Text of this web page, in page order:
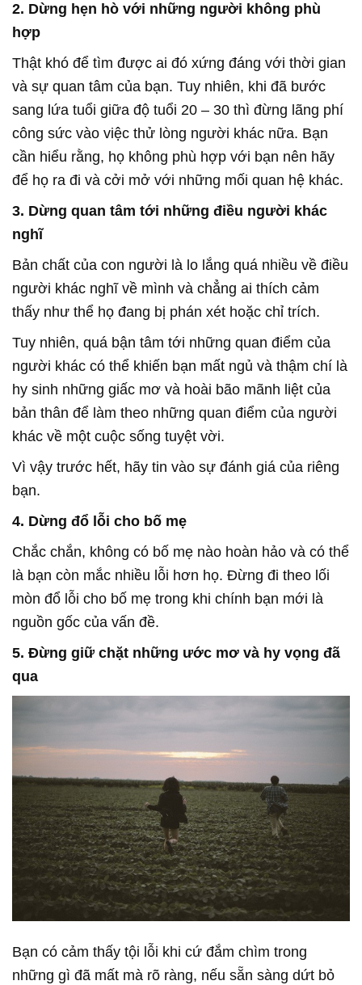
2. Dừng hẹn hò với những người không phù
hợp
Thật khó để tìm được ai đó xứng đáng với thời gian
và sự quan tâm của bạn. Tuy nhiên, khi đã bước
sang lứa tuổi giữa độ tuổi 20 – 30 thì đừng lãng phí
công sức vào việc thử lòng người khác nữa. Bạn
cần hiểu rằng, họ không phù hợp với bạn nên hãy
để họ ra đi và cởi mở với những mối quan hệ khác.
3. Dừng quan tâm tới những điều người khác
nghĩ
Bản chất của con người là lo lắng quá nhiều về điều
người khác nghĩ về mình và chẳng ai thích cảm
thấy như thể họ đang bị phán xét hoặc chỉ trích.
Tuy nhiên, quá bận tâm tới những quan điểm của
người khác có thể khiến bạn mất ngủ và thậm chí là
hy sinh những giấc mơ và hoài bão mãnh liệt của
bản thân để làm theo những quan điểm của người
khác về một cuộc sống tuyệt vời.
Vì vậy trước hết, hãy tin vào sự đánh giá của riêng
bạn.
4. Dừng đổ lỗi cho bố mẹ
Chắc chắn, không có bố mẹ nào hoàn hảo và có thể
là bạn còn mắc nhiều lỗi hơn họ. Đừng đi theo lối
mòn đổ lỗi cho bố mẹ trong khi chính bạn mới là
nguồn gốc của vấn đề.
5. Đừng giữ chặt những ước mơ và hy vọng đã
qua
Bạn có cảm thấy tội lỗi khi cứ đắm chìm trong
những gì đã mất mà rõ ràng, nếu sẵn sàng dứt bỏ